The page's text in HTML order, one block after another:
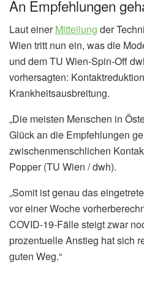
An Empfehlungen
Laut einerMitteilung der
Wien tritt nun ein, was die
und dem TU Wien-Spin-Off
vorhersagten:
Krankheitsausbreitung.
„Die meisten Menschen in
Glück an die Empfehlungen
zwischenmenschlichen
Popper (TU Wien / dwh).
„Somit ist genau das
vor einer Woche
COVID-19-Fälle steigt zwar
prozentuelle Anstieg hat sich
guten Weg.“